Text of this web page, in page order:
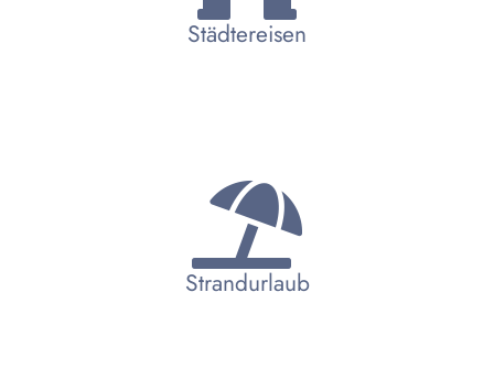
Städtereisen
Strandurlaub